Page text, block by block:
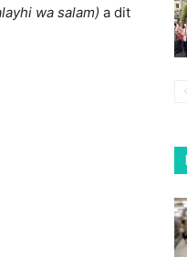
wa salam) a dit